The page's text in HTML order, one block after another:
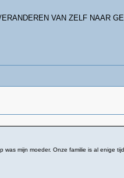
VAN ZELF NAAR
mijn moeder. Onze familie is al enige